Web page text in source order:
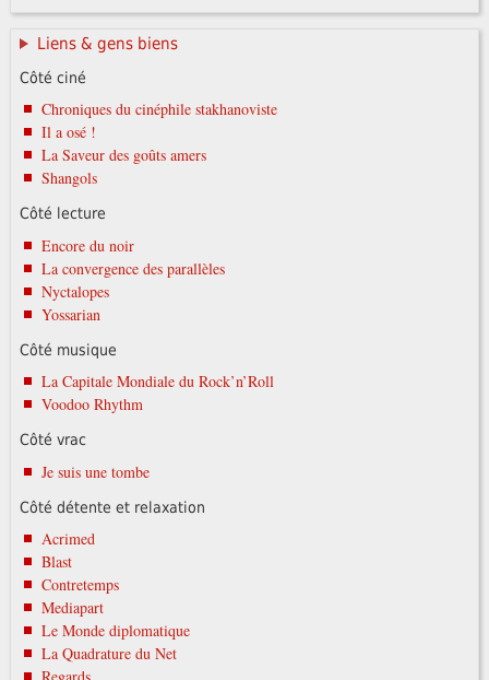
Liens & gens biens
Côté ciné
Chroniques du cinéphile stakhanoviste
Il a osé !
La Saveur des goûts amers
Shangols
Côté lecture
Encore du noir
La convergence des parallèles
Nyctalopes
Yossarian
Côté musique
La Capitale Mondiale du Rock’n’Roll
Voodoo Rhythm
Côté vrac
Je suis une tombe
Côté détente et relaxation
Acrimed
Blast
Contretemps
Mediapart
Le Monde diplomatique
La Quadrature du Net